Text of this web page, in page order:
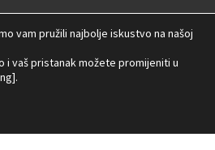
NA NEWSLETTER
Internet trgovina |
vam pružili najbolje iskustvo na našoj
i vaš pristanak možete promijeniti u